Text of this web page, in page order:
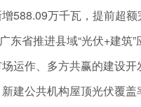
588.09万千瓦，提前超
省推进县域“光伏+建筑”
运作、多方共赢的建设
建公共机构屋顶光伏覆